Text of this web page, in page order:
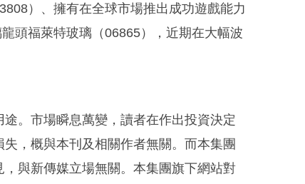
）、擁有在全球市場推出成功遊戲能力
頭福萊特玻璃（06865），近期在大幅波
。市場瞬息萬變，讀者在作出投資決定
，概與本刊及相關作者無關。而本集團
與新傳媒立場無關。本集團旗下網站對